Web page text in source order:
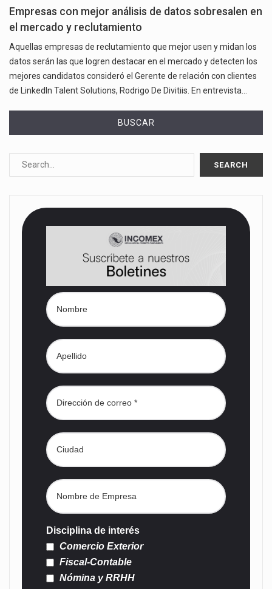
Empresas con mejor análisis de datos sobresalen en
el mercado y reclutamiento
Aquellas empresas de reclutamiento que mejor usen y midan los
datos serán las que logren destacar en el mercado y detecten los
mejores candidatos consideró el Gerente de relación con clientes
de LinkedIn Talent Solutions, Rodrigo De Divitiis. En entrevista…
BUSCAR
Disciplina de interés
Comercio Exterior
Fiscal-Contable
Nómina y RRHH